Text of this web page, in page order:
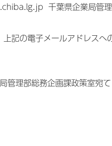
千葉県企業局管
記の電子メールアドレスへ
理部総務企画課政策室宛て